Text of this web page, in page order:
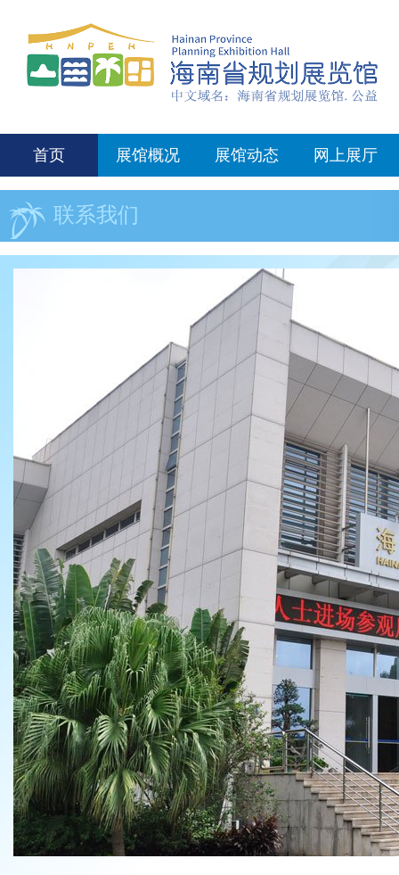
首页 展馆概况 展馆动态 网上展厅
联系我们